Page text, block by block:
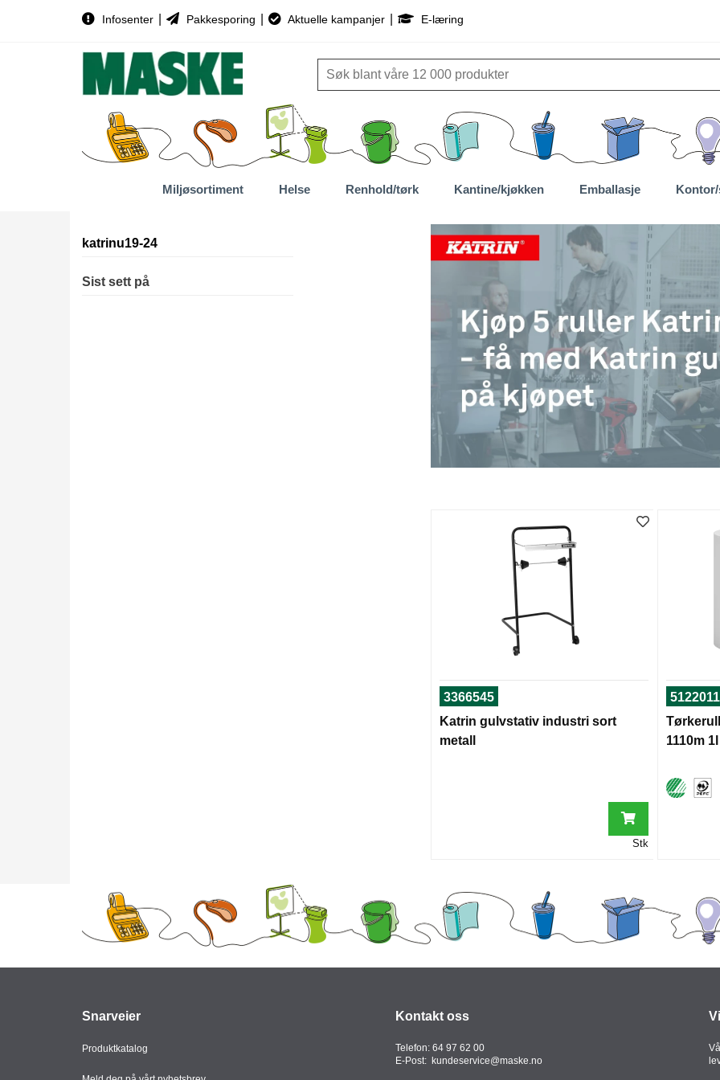
Infosenter Pakkesporing Aktuelle kampanjer E-læring
Miljøsortiment Helse Renhold/tørk Kantine/kjøkken Emballasje
katrinu19-24
Sist sett på
3366545
Katrin gulvstativ industri sort
metall
Stk
5122011
1110m 1l
Snarveier
Produktkatalog
Kontakt oss
Telefon: 64 97 62 00
E-Post: kundeservice@maske.no